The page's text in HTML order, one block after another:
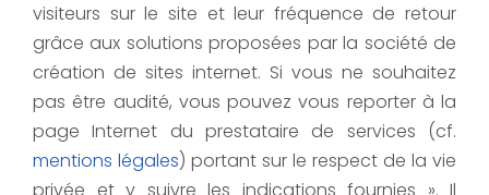
visiteurs sur le site et leur fréquence de retour
grâce aux solutions proposées par la société de
création de sites internet. Si vous ne souhaitez
pas être audité, vous pouvez vous reporter à la
page Internet du prestataire de services (cf.
mentions légales) portant sur le respect de la vie